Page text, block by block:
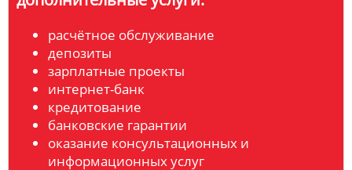
расчётное обслуживание
депозиты
зарплатные проекты
интернет-банк
кредитование
банковские гарантии
оказание консультационных и
информационных услуг